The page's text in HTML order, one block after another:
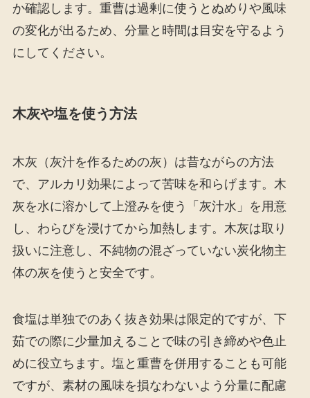
か確認します。重曹は過剰に使うとぬめりや風味
の変化が出るため、分量と時間は目安を守るよう
にしてください。
木灰や塩を使う方法
木灰（灰汁を作るための灰）は昔ながらの方法
で、アルカリ効果によって苦味を和らげます。木
灰を水に溶かして上澄みを使う「灰汁水」を用意
し、わらびを浸けてから加熱します。木灰は取り
扱いに注意し、不純物の混ざっていない炭化物主
体の灰を使うと安全です。
食塩は単独でのあく抜き効果は限定的ですが、下
茹での際に少量加えることで味の引き締めや色止
めに役立ちます。塩と重曹を併用することも可能
ですが、素材の風味を損なわないよう分量に配慮